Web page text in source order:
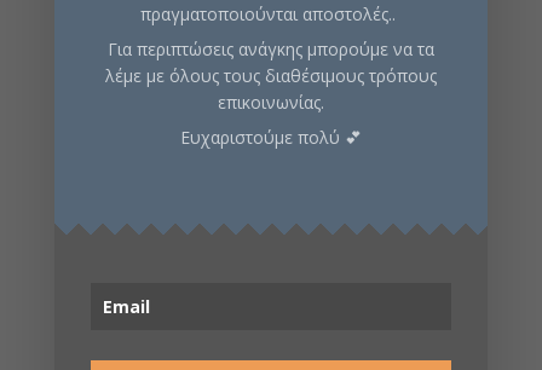
Email me when available
Κωδικός προϊόντος:102187 Κατηγορίες:
πραγματοποιούνται αποστολές..
Για περιπτώσεις ανάγκης μπορούμε να τα
λέμε με όλους τους διαθέσιμους τρόπους
επικοινωνίας.
Ευχαριστούμε πολύ 💕